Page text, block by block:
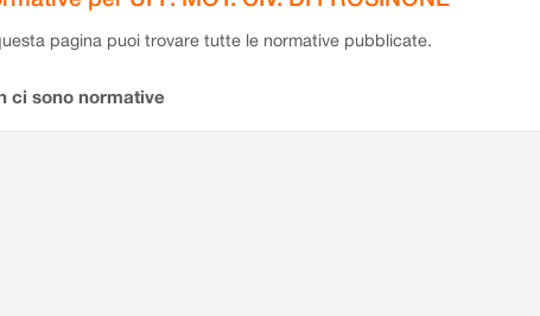
pagina puoi trovare tutte le normative pubblicate.
ci sono normative